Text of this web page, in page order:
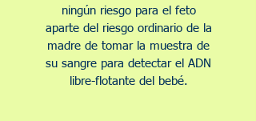
ningún riesgo para el feto
aparte del riesgo ordinario de la
madre de tomar la muestra de
su sangre para detectar el ADN
libre-flotante del bebé.